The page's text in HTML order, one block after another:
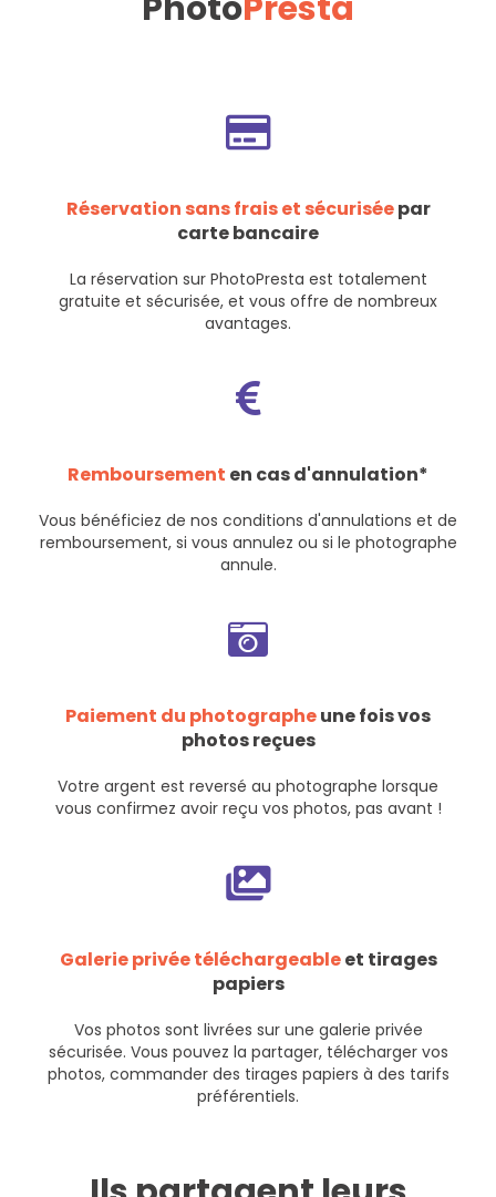
Réservation sans frais et sécuriséepar
carte bancaire
La réservation sur PhotoPresta est totalement
gratuite et sécurisée, et vous offre de nombreux
avantages.
Remboursement en cas d'annulation*
Vous bénéficiez de nos conditions d'annulations et de
remboursement, si vous annulez ou si le photographe
annule.
Paiement du photographeune fois vos
photos reçues
Votre argent est reversé au photographe lorsque
vous confirmez avoir reçu vos photos, pas avant !
Galerie privée téléchargeableet tirages
papiers
Vos photos sont livrées sur une galerie privée
sécurisée. Vous pouvez la partager, télécharger vos
photos, commander des tirages papiers à des tarifs
préférentiels.